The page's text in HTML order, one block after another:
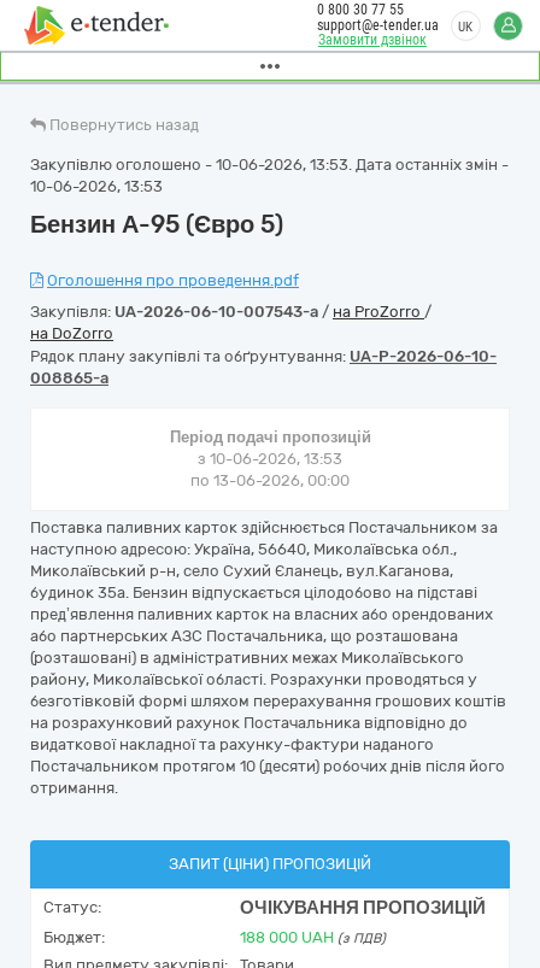
Замовити дзвінок
0 800 30 77 55
support@e-tender.ua
UK
Повернутись назад
Закупівлю оголошено - 10-06-2026, 13:53. Дата останніх змін -
10-06-2026, 13:53
Бензин А-95 (Євро 5)
Оголошення про проведення.pdf
Закупівля: UA-2026-06-10-007543-a / на ProZorro /
на DoZorro
Рядок плану закупівлі та обґрунтування: UA-P-2026-06-10-
008865-a
Період подачі пропозицій
з 10-06-2026, 13:53
по 13-06-2026, 00:00
Поставка паливних карток здійснюється Постачальником за
наступною адресою: Україна, 56640, Миколаївська обл.,
Миколаївський р-н, село Сухий Єланець, вул.Каганова,
будинок 35а. Бензин відпускається цілодобово на підставі
пред’явлення паливних карток на власних або орендованих
або партнерських АЗС Постачальника, що розташована
(розташовані) в адміністративних межах Миколаївського
району, Миколаївської області. Розрахунки проводяться у
безготівковій формі шляхом перерахування грошових коштів
на розрахунковий рахунок Постачальника відповідно до
видаткової накладної та рахунку-фактури наданого
Постачальником протягом 10 (десяти) робочих днів після його
отримання.
ЗАПИТ (ЦІНИ) ПРОПОЗИЦІЙ
Статус: ОЧІКУВАННЯ ПРОПОЗИЦІЙ
Бюджет: 188 000 UAH (з ПДВ)